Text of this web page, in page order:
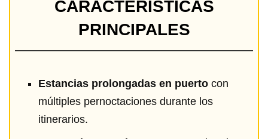
CARACTERÍSTICAS
PRINCIPALES
Estancias prolongadas en puertocon
múltiples pernoctaciones durante los
itinerarios.